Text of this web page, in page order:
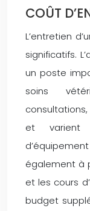
COÛT
L’entretien
significatifs.
un poste
soins
et varient
également à
et les cours
budget